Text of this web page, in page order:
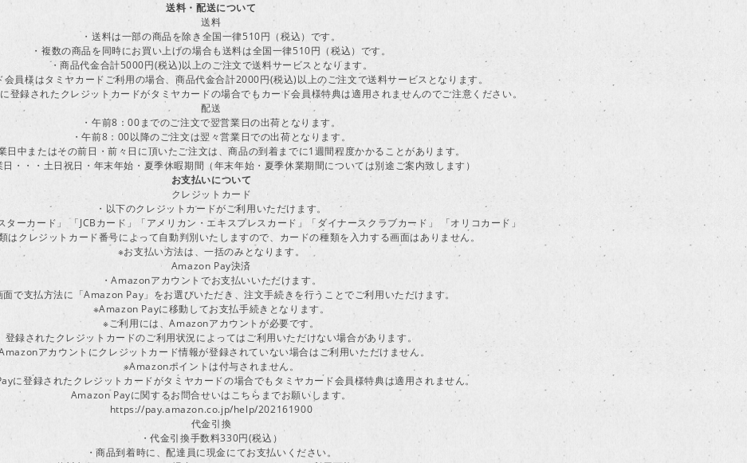
送料・配送について
送料
・送料は一部の商品を除き全国一律510円（税込）です。
・複数の商品を同時にお買い上げの場合も送料は全国一律510円（税込）です。
・商品代金合計5000円(税込)以上のご注文で送料サービスとなります。
会員様はタミヤカードご利用の場合、商品代金合計2000円(税込)以上のご注文で送料サービスとなります。
登録されたクレジットカードがタミヤカードの場合でもカード会員様特典は適用されませんのでご注意ください。
配送
・午前8：00までのご注文で翌営業日の出荷となります。
・午前8：00以降のご注文は翌々営業日での出荷となります。
日中またはその前日・前々日に頂いたご注文は、商品の到着までに1週間程度かかることがあります。
・・・土日祝日・年末年始・夏季休暇期間（年末年始・夏季休業期間については別途ご案内致します）
お支払いについて
クレジットカード
・以下のクレジットカードがご利用いただけます。
ターカード」 「JCBカード」「アメリカン・エキスプレスカード」「ダイナースクラブカード」 「オリコカード」
はクレジットカード番号によって自動判別いたしますので、カードの種類を入力する画面はありません。
※お支払い方法は、一括のみとなります。
Amazon Pay決済
・Amazonアカウントでお支払いいただけます。
面で支払方法に「Amazon Pay」をお選びいただき、注文手続きを行うことでご利用いただけます。
※Amazon Payに移動してお支払手続きとなります。
※ご利用には、Amazonアカウントが必要です。
登録されたクレジットカードのご利用状況によってはご利用いただけない場合があります。
アカウントにクレジットカード情報が登録されていない場合はご利用いただけません。
※Amazonポイントは付与されません。
に登録されたクレジットカードがタミヤカードの場合でもタミヤカード会員様特典は適用されません。
Amazon Payに関するお問合せいはこちらまでお願いします。
https://pay.amazon.co.jp/help/202161900
代金引換
・代金引換手数料330円(税込）
・商品到着時に、配達員に現金にてお支払いください。